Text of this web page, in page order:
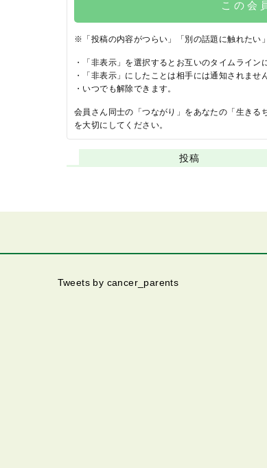
この会
※「投稿の内容がつらい」「別の話題に触れたい
・「非表示」を選択するとお互いのタイムライン
・「非表示」にしたことは相手には通知されません
・いつでも解除できます。
会員さん同士の「つながり」をあなたの「生き
を大切にしてください。
投稿
Tweets by cancer_parents